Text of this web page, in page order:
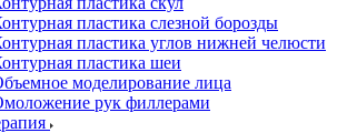
пластика слезной борозды
пластика углов нижней челюсти
пластика шеи
моделирование лица
рук филлерами